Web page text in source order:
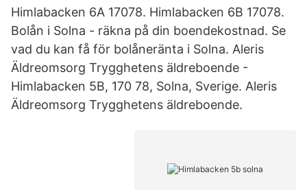
Himlabacken 6A 17078. Himlabacken 6B 17078.
Bolån i Solna - räkna på din boendekostnad. Se
vad du kan få för bolåneränta i Solna. Aleris
Äldreomsorg Trygghetens äldreboende -
Himlabacken 5B, 170 78, Solna, Sverige. Aleris
Äldreomsorg Trygghetens äldreboende.